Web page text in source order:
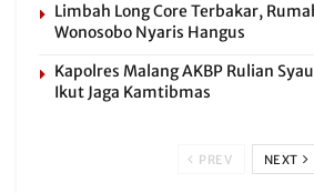
Limbah Long Core Terbakar,
Wonosobo Nyaris Hangus
Kapolres Malang AKBP Rulian
Ikut Jaga Kamtibmas
PREV NEXT